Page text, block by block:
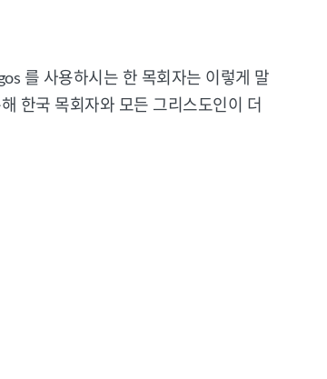
를 사용하시는 한 목회자는 이렇게 말
한국 목회자와 모든 그리스도인이 더